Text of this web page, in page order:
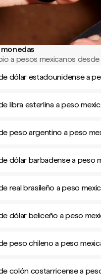
monedas
a pesos mexicanos
dólar estadounidense a
libra esterlina a peso
peso argentino a peso
dólar barbadense a peso
real brasileño a peso
dólar beliceño a peso
peso chileno a peso
colón costarricense a